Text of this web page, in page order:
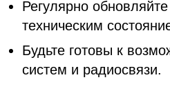
Регулярно
техническим
Будьте готовы к
систем и радиосвязи.